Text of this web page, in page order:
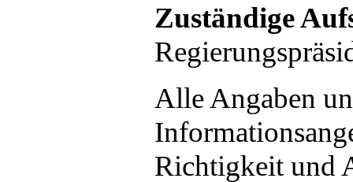
Zuständige
Alle Angaben
Richtigkeit und